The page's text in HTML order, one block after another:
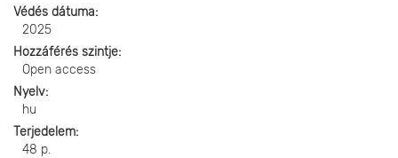
Védés dátuma
2025
Hozzáférés szintje
Open access
Nyelv
hu
Terjedelem
48 p.